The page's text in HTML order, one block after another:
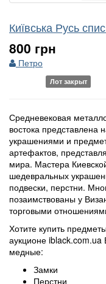
Київська Русь
800 грн
Петро
Лот закрыт
Средневековая
востока представлена
украшениями и
артефактов,
мира. Мастера
шедевральных
подвески, перстни.
позаимствованы у
торговыми
Хотите купить
аукционе
медные:
Замки
Перстни